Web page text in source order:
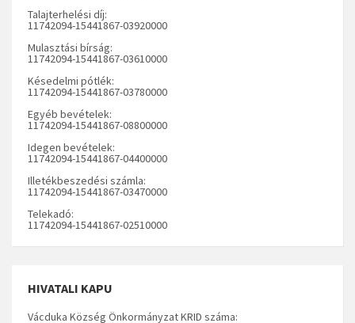
Talajterhelési díj:
11742094-15441867-03920000
Mulasztási bírság:
11742094-15441867-03610000
Késedelmi pótlék:
11742094-15441867-03780000
Egyéb bevételek:
11742094-15441867-08800000
Idegen bevételek:
11742094-15441867-04400000
Illetékbeszedési számla:
11742094-15441867-03470000
Telekadó:
11742094-15441867-02510000
HIVATALI KAPU
Vácduka Község Önkormányzat KRID száma: